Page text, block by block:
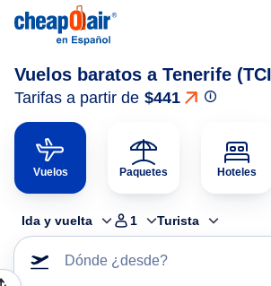
Vuelos baratos a Tenerife
Tarifas a partir de $441
Vuelos Paquetes Hoteles
Ida y vuelta 1 Turista
Dónde ¿desde?